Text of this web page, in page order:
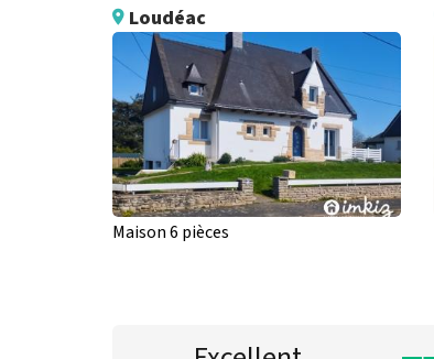
Loudéac
Maison 6 pièces